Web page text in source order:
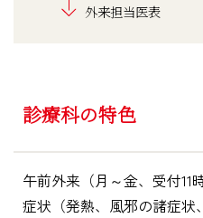
外来担当医表
診療科の特色
午前外来（月～金、受付11
症状（発熱、風邪の諸症状